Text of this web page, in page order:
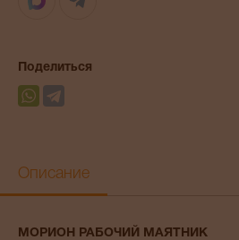
Поделиться
Описание
МОРИОН РАБОЧИЙ МАЯТНИК